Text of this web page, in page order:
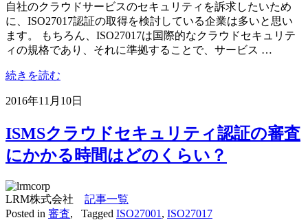
自社のクラウドサービスのセキュリティを訴求したいため
に、ISO27017認証の取得を検討している企業は多いと思い
ます。 もちろん、ISO27017は国際的なクラウドセキュリテ
ィの規格であり、それに準拠することで、サービス …
続きを読む
2016年11月10日
ISMSクラウドセキュリティ認証の審査
にかかる時間はどのくらい？
LRM株式会社 記事一覧
Posted in 審査, Tagged ISO27001 , ISO27017